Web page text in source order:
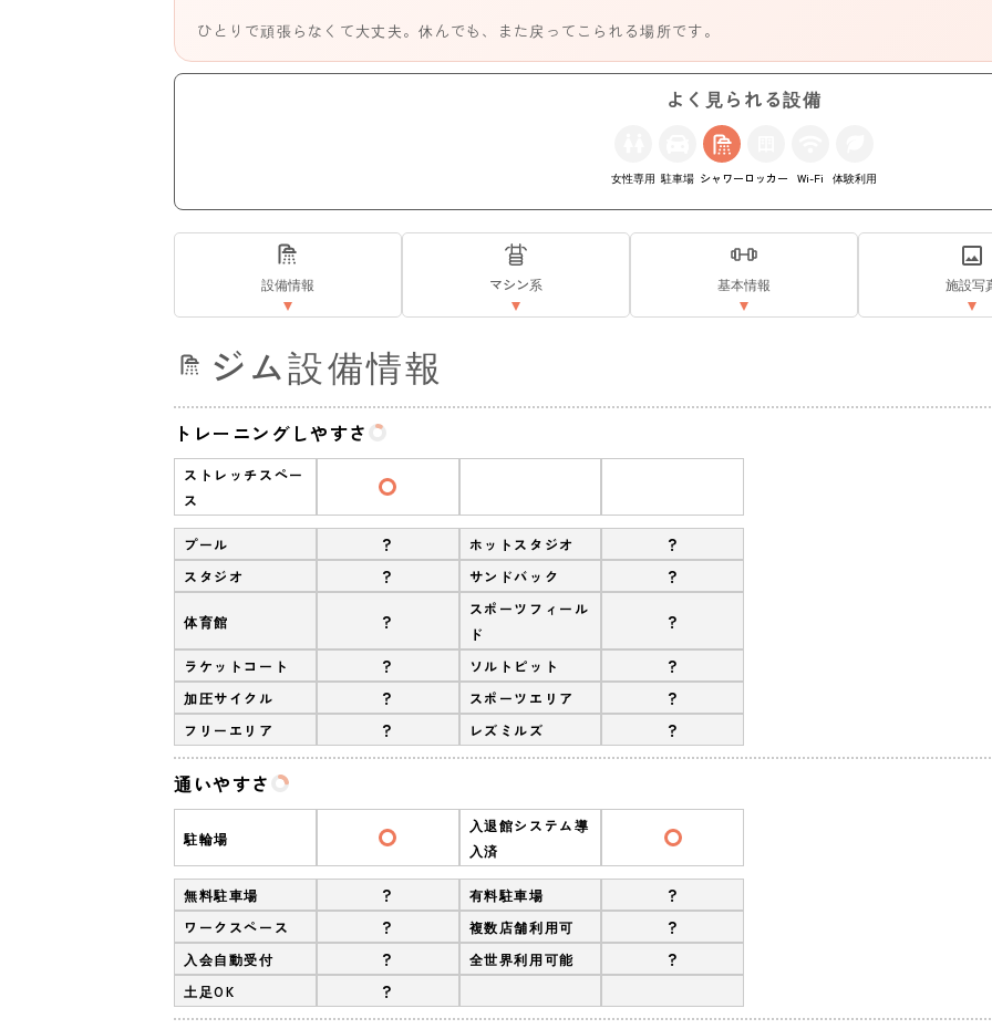
ひとりで頑張らなくて大丈夫。休んでも、また戻ってこられる場所です。
よく見られる設備
女性専用 駐車場 シャワー ロッカー Wi-Fi 体験利用
設備情報 マシン系 基本情報 施設写
ジム設備情報
トレーニングしやすさ
ストレッチスペー
ス
プール ? ホットスタジオ ?
スタジオ ? サンドバック ?
体育館 ?
スポーツフィール
ド
?
ラケットコート ? ソルトピット ?
加圧サイクル ? スポーツエリア ?
フリーエリア ? レズミルズ ?
通いやすさ
駐輪場
入退館システム導
入済
無料駐車場 ? 有料駐車場 ?
ワークスペース ? 複数店舗利用可 ?
入会自動受付 ? 全世界利用可能 ?
土足OK ?